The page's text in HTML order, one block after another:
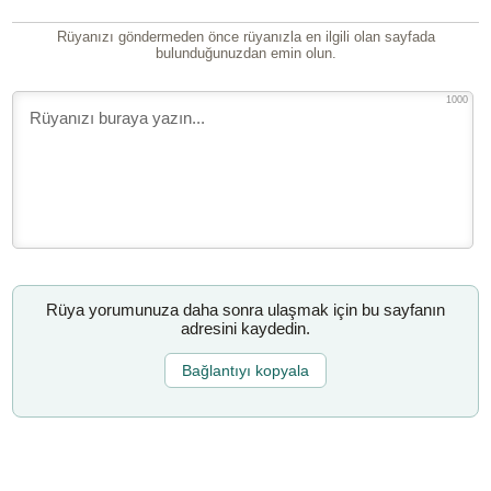
Rüyanızı göndermeden önce rüyanızla en ilgili olan sayfada
bulunduğunuzdan emin olun.
1000
Rüya yorumunuza daha sonra ulaşmak için bu sayfanın
adresini kaydedin.
Bağlantıyı kopyala